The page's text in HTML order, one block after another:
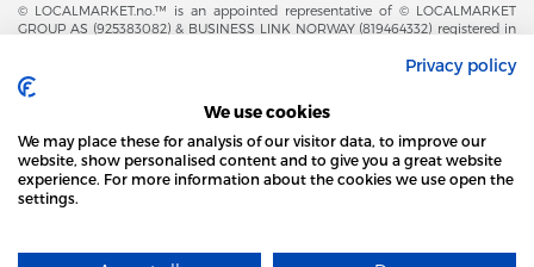
© LOCALMARKET.no.™ is an appointed representative of © LOCALMARKET
GROUP AS (925383082) & BUSINESS LINK NORWAY (819464332) registered in
Brønnøysundregistrene. Financial & Insurance Services and Markets Authority,
and subject to limited regulation by the Financial Conduct Authority. Head
Office Adresse: Karenslyst Alle 4, 0278 Oslo – Skøyen. Post Adresse: Postboks
358, 0213 Oslo, Norway. Email Contact: post@localmarket.no. Office Contact: +
47 23 89 88 63 © Copyright 2016-2026 The LOCALMARKET GROUP ™.
DODATKOWO OD ZESPOŁU LOCALMARKET |
STRONA LOCAL MARKET WYKORZYSTUJE PLIKI
Privacy policy
We use cookies
We may place these for analysis of our visitor data, to improve our
website, show personalised content and to give you a great website
experience. For more information about the cookies we use open the
settings.